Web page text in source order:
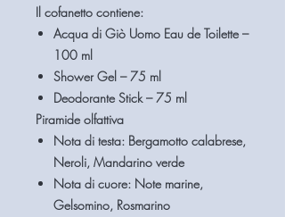
Il cofanetto contiene:
Acqua di Giò Uomo Eau de Toilette –
100 ml
Shower Gel – 75 ml
Deodorante Stick – 75 ml
Piramide olfattiva
Nota di testa: Bergamotto calabrese,
Neroli, Mandarino verde
Nota di cuore: Note marine,
Gelsomino, Rosmarino